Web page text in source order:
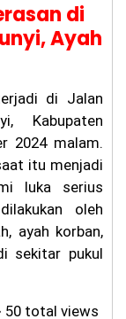
di
Ayah
di Jalan
Kabupaten
2024 malam.
itu menjadi
luka serius
oleh
ayah korban,
sekitar pukul
50 total views